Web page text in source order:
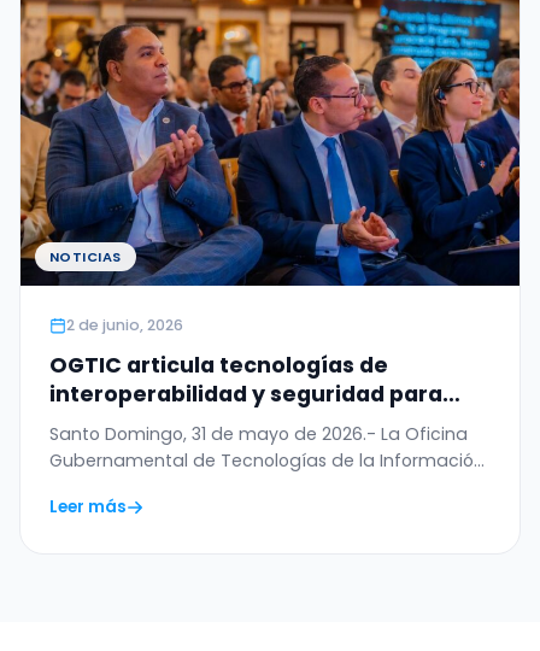
NOTICIAS
2 de junio, 2026
OGTIC articula tecnologías de
interoperabilidad y seguridad para
digitalizar el Permiso de Salida del
Menor
Santo Domingo, 31 de mayo de 2026.- La Oficina
Gubernamental de Tecnologías de la Información
Leer más